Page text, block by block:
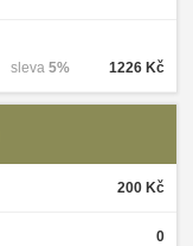
1226 Kč
sleva 5%
200 Kč
0